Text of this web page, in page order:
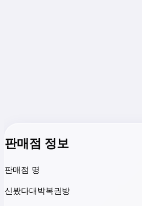
판매점 정보
판매점 명
신봤다대박복권방